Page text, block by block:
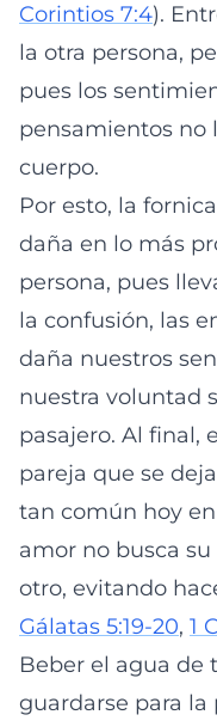
Corintios 7:4).
la otra persona,
pues los
pensamientos no
cuerpo.
Por esto, la
daña en lo más
persona, pues
la confusión, las
daña nuestros
nuestra voluntad
pasajero. Al final,
pareja que se
tan común hoy
amor no busca
otro, evitando
Gálatas 5:19-20, 1
Beber el agua de
guardarse para la